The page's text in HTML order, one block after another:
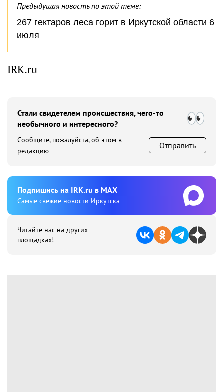
Предыдущая новость по этой теме:
267 гектаров леса горит в Иркутской области 6
июля
IRK.ru
Стали свидетелем происшествия, чего-то
необычного и интересного?
Сообщите, пожалуйста, об этом в
редакцию
Отправить
Подпишиcь на IRK.ru в MAX
Cамые свежие новости Иркутска
Читайте нас на других
площадках!